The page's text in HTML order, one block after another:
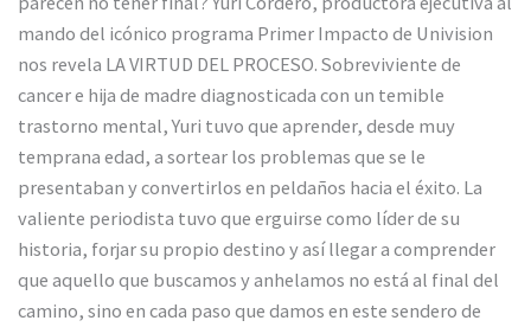
mando del icónico programa Primer Impacto de Univision
nos revela LA VIRTUD DEL PROCESO. Sobreviviente de
cancer e hija de madre diagnosticada con un temible
trastorno mental, Yuri tuvo que aprender, desde muy
temprana edad, a sortear los problemas que se le
presentaban y convertirlos en peldaños hacia el éxito. La
valiente periodista tuvo que erguirse como líder de su
historia, forjar su propio destino y así llegar a comprender
que aquello que buscamos y anhelamos no está al final del
camino, sino en cada paso que damos en este sendero de